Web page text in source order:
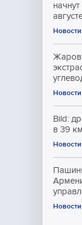
Новости
Жаров
Новости
Bild:
в 39
Новости
Новости